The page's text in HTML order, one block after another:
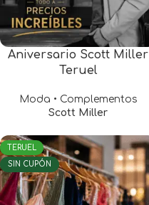
Aniversario Scott Miller
Teruel
Moda • Complementos
Scott Miller
TERUEL
SIN CUPÓN